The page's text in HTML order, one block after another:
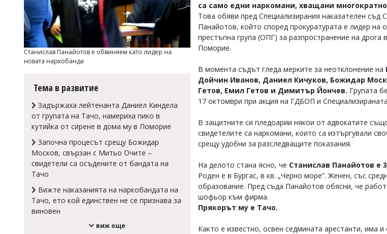
Касабова,
k.kassabova@flagman.bg
Главен
редактор:
office@flagman.bg
Коментарите
въвеждат
читателите
редакцията
отговорност
Станислав Панайотов е обвиняем като лидер на
новата наркобанда
Тема в развитие
Задържаха лейтенанта Даниел Киндела
от групата на Тачо, намериха пико в
кутийка от сирене в дома му в Поморие
Започна процесът срещу Божидар
Москов, свързан с Митьо Очите –
свидетели са осъдените от бандата на
Тачо
Вижте наказанията на наркобандата на
Тачо, ето кой единствен не се признава за
виновен
виж още
са само едни наркомани, хващани
Това обяви пред Специализирания наказателен съд
Панайотов, който според прокуратурата е лидер на
престъпна група (ОПГ) за разпространение на дрога
Поморие.
В момента съдът гледа мерките за неотклонение на
Дойчин Иванов, Даниел Кичуков, Божидар
Гетов, Емил Гетов и Димитър Йончев. Групата
17 октомври при акция на ГДБОП и
В защитните си пледоарии някои от адвокатите
свидетелите са наркомани, които са изтъргували
срещу удобни за разследващите показания.
На делото стана ясно, че Станислав Панайотов е
Роден е в Бургас, в кв. „Черно море”. Женен, със
образование. Пред съда Панайотов обясни, че
шофьор към фирма.
Прякорът му е Тачо.
Както е известно, освен седмината арестанти, има и